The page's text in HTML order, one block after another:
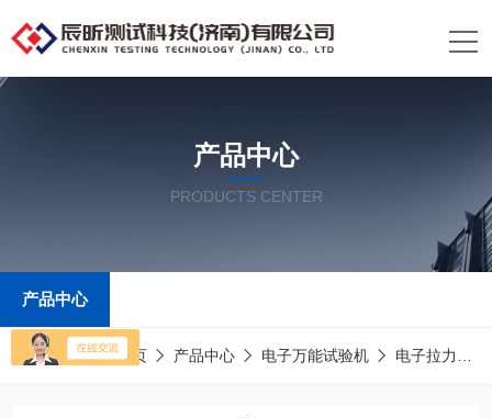
产品中心
PRODUCTS CENTER
产品中心
当前位置：首页 产品中心 电子万能试验机 电子拉力试验机